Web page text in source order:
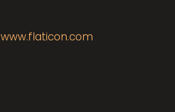
www.flaticon.com